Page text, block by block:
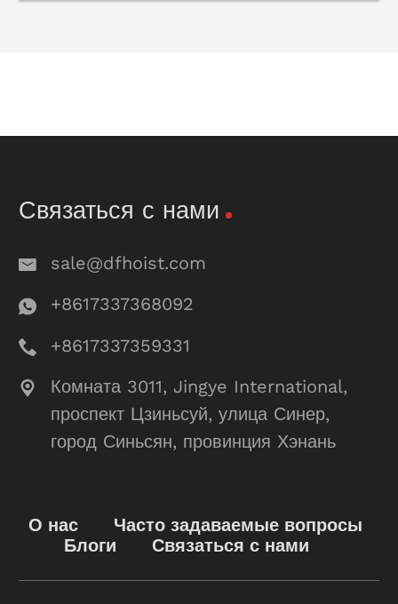
Связаться с нами
sale@dfhoist.com
+8617337368092
+8617337359331
Комната 3011, Jingye International,
проспект Цзиньсуй, улица Синер,
город Синьсян, провинция Хэнань
О нас
Часто задаваемые вопросы
Блоги
Связаться с нами